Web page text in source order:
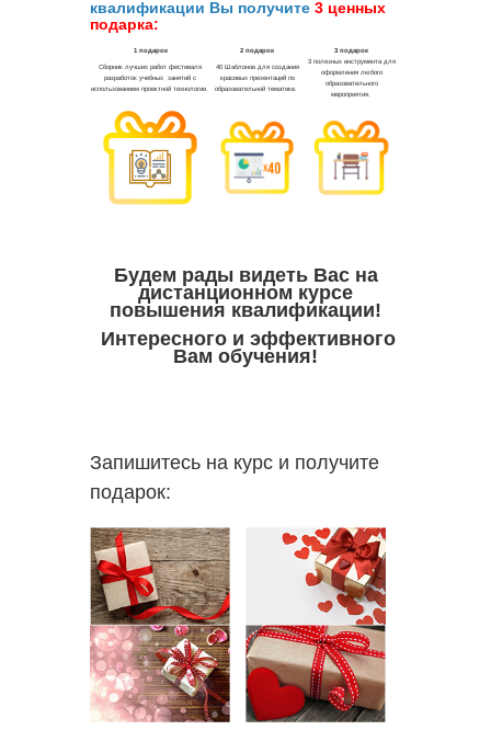
квалификации Вы получите 3 ценных
подарка:
Будем рады видеть Вас на
дистанционном курсе
повышения квалификации!
Интересного и эффективного
Вам обучения!
Запишитесь на курс и получите
подарок: